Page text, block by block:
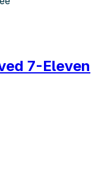
7-Eleven